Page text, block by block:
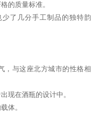
的质量标准。
了几分手工制品的独特韵
，与这座北方城市的性格相
现在酒瓶的设计中。
体。